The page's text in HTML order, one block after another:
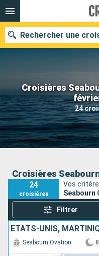
Croisières
24
Rechercher une
Nos destinations
Mois de départ
Ports
Croisières
24
croisières
Vos
Seabourn
Filtrer
Seabourn Ovation